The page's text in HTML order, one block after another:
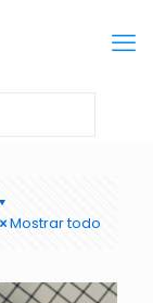
Mostrar todo